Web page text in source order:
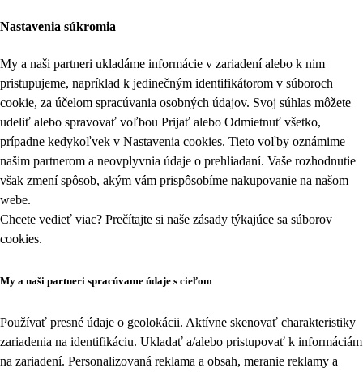
Nastavenia súkromia
My a naši partneri ukladáme informácie v zariadení alebo k nim
pristupujeme, napríklad k jedinečným identifikátorom v súboroch
cookie, za účelom spracúvania osobných údajov. Svoj súhlas môžete
udeliť alebo spravovať voľbou Prijať alebo Odmietnuť všetko,
prípadne kedykoľvek v Nastavenia cookies. Tieto voľby oznámime
našim partnerom a neovplyvnia údaje o prehliadaní. Vaše rozhodnutie
však zmení spôsob, akým vám prispôsobíme nakupovanie na našom
webe.
Chcete vedieť viac? Prečítajte si naše zásady týkajúce sa súborov
cookies.
My a naši partneri spracúvame údaje s cieľom
Používať presné údaje o geolokácii. Aktívne skenovať charakteristiky
zariadenia na identifikáciu. Ukladať a/alebo pristupovať k informáciám
na zariadení. Personalizovaná reklama a obsah, meranie reklamy a